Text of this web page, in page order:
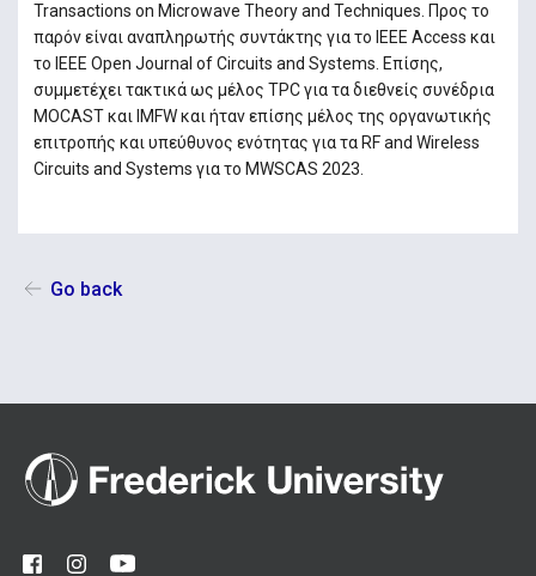
Transactions on Microwave Theory and Techniques. Προς το
παρόν είναι αναπληρωτής συντάκτης για το IEEE Access και
το IEEE Open Journal of Circuits and Systems. Επίσης,
συμμετέχει τακτικά ως μέλος TPC για τα διεθνείς συνέδρια
MOCAST και IMFW και ήταν επίσης μέλος της οργανωτικής
επιτροπής και υπεύθυνος ενότητας για τα RF and Wireless
Circuits and Systems για το MWSCAS 2023.
Go back